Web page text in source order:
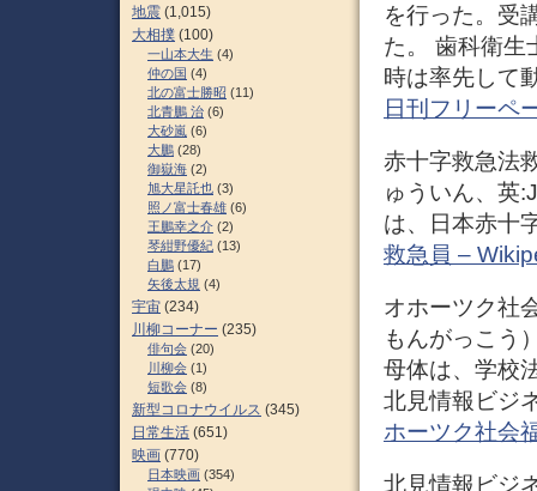
を行った。受
た。 歯科衛生
時は率先して
日刊フリーペ
赤十字救急法
ゅういん、英
は、日本赤十
救急員 –
オホーツク社
もんがっこう
母体は、学校
北見情報ビジ
ホーツク社会
北見情報ビジ
地震 (1,015)
大相撲 (100)
一山本大生 (4)
仲の国 (4)
北の富士勝昭 (11)
北青鵬 治 (6)
大砂嵐 (6)
大鵬 (28)
御嶽海 (2)
旭大星託也 (3)
照ノ富士春雄 (6)
王鵬幸之介 (2)
琴紺野優紀 (13)
白鵬 (17)
矢後太規 (4)
宇宙 (234)
川柳コーナー (235)
俳句会 (20)
川柳会 (1)
短歌会 (8)
新型コロナウイルス (345)
日常生活 (651)
映画 (770)
日本映画 (354)